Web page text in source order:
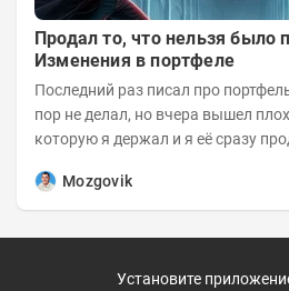
Продал то, что нельзя было
Изменения в портфеле
Последний раз писал про портфель 30 июня и сделок с тех
пор не делал, но вчера вышел
которую я держал и я её сразу продал.
Mozgovik
Установите